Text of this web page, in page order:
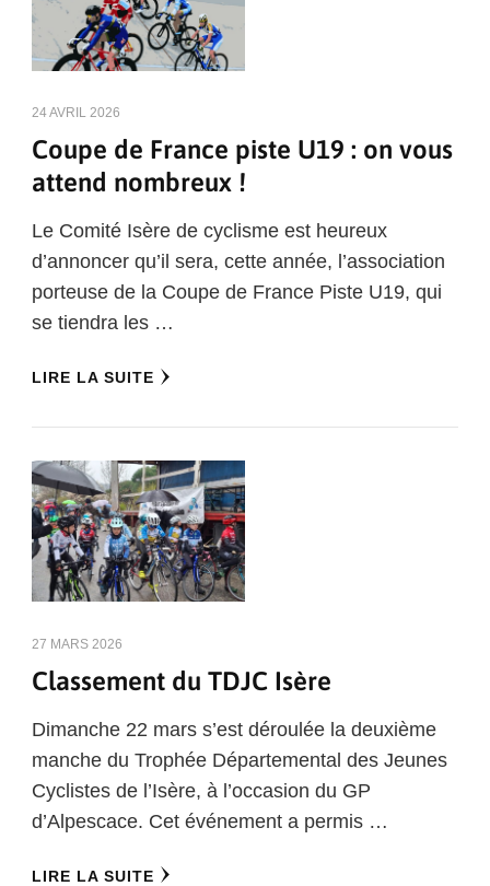
24 AVRIL 2026
Coupe de France piste U19 : on vous
attend nombreux !
Le Comité Isère de cyclisme est heureux
d’annoncer qu’il sera, cette année, l’association
porteuse de la Coupe de France Piste U19, qui
se tiendra les …
LIRE LA SUITE
27 MARS 2026
Classement du TDJC Isère
Dimanche 22 mars s’est déroulée la deuxième
manche du Trophée Départemental des Jeunes
Cyclistes de l’Isère, à l’occasion du GP
d’Alpescace. Cet événement a permis …
LIRE LA SUITE